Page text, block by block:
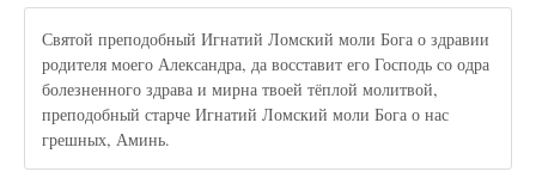
Святой преподобный Игнатий Ломский моли Бога о здравии
родителя моего Александра, да восставит его Господь со одра
болезненного здрава и мирна твоей тёплой молитвой,
преподобный старче Игнатий Ломский моли Бога о нас
грешных, Аминь.